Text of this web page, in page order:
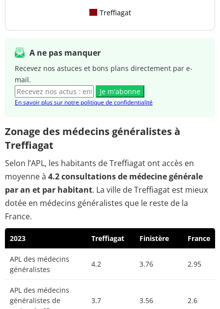
Treffiagat
A ne pas manquer
Recevez nos astuces et bons plans directement par e-
mail.
Je m'abonne
En savoir plus sur notre politique de confidentialité
Zonage des médecins généralistes à
Treffiagat
Selon l’APL, les habitants de Treffiagat ont accès en
moyenne à 4.2 consultations de médecine générale
par an et par habitant. La ville de Treffiagat est mieux
dotée en médecins généralistes que le reste de la
France.
2023 Treffiagat Finistère France
APL des médecins
généralistes
4.2 3.76 2.95
APL des médecins
généralistes de
3.7 3.56 2.6